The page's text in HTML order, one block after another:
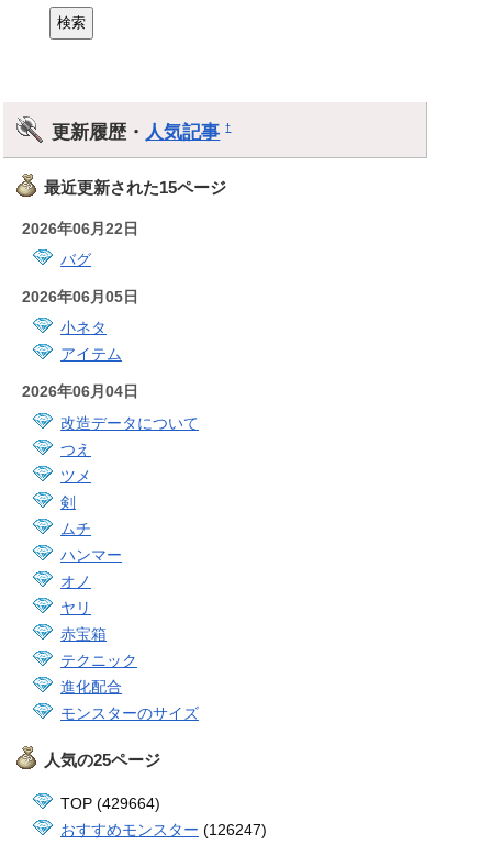
更新履歴・ 人気記事 †
最近更新された15ページ
2026年06月22日
バグ
2026年06月05日
小ネタ
アイテム
2026年06月04日
改造データについて
つえ
ツメ
剣
ムチ
ハンマー
オノ
ヤリ
赤宝箱
テクニック
進化配合
モンスターのサイズ
人気の25ページ
TOP (429664)
おすすめモンスター (126247)